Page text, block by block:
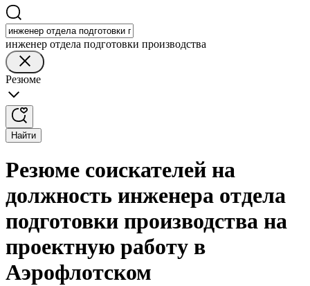
инженер отдела подготовки производства
Резюме
Найти
Резюме соискателей на
должность инженера отдела
подготовки производства на
проектную работу в
Аэрофлотском